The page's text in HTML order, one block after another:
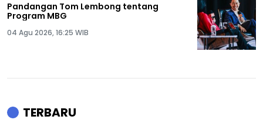
Pandangan Tom Lembong tentang
Program MBG
04 Agu 2026, 16:25 WIB
TERBARU